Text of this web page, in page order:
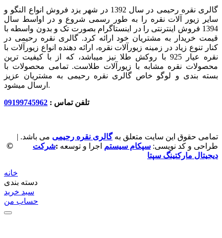
گالری نقره رحیمی در سال 1392 در شهر یزد فروش انواع النگو و
سایر زیور آلات نقره را به طور رسمی شروع و در اواسط سال
1394 فروش اینترنتی را در اینستاگرام بصورت تک و بدون واسطه با
قیمت خریدار به مشتریان خود ارائه کرد. گالری نقره رحیمی در
کنار تنوع زیاد در زمینه زیورآلات نقره، ارائه دهنده انواع زیورآلات با
نقره عیار 925 با روکش طلا نیز میباشد، که از با کیفیت‏ ترین
محصولات نقره مشابه با زیورآلات طلاست. تمامی محصولات با
بسته بندی و لوگو خاص گالری نقره رحیمی به مشتریان عزیز
ارسال میشود.
تلفن تماس : 09199745962
©
تمامی حقوق این سایت متعلق بهگالری نقره رحیمی می باشد. |
طراحی و کد نویسی: سپکام سیستم اجرا و توسعه :شرکت
دیجیتال مارکتینگ سپتا
خانه
دسته بندی
سبد خرید
حساب من